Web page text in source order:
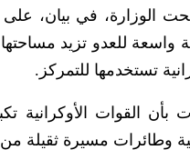
الوزارة، في بيان،
تستخدمها للتمركز.
وطائرات مسيرة ثقيلة من